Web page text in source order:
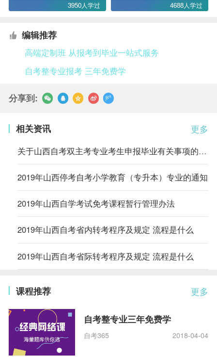
3950人学过 4688人学过
编辑推荐
高端定制班 从报考到毕业一站式服务
自考整专业报考 三年免费学
分享到:
更多
相关资讯
关于山西自考双主考专业考生申报毕业有关事项的温馨提醒
2019年山西停考自考小学教育（专升本）专业的通知
2019年山西自学考试免考课程暂行管理办法
2019年山西自考省内转考程序及规定 流程是什么
2019年山西自考省际转考程序及规定 流程是什么
更多
课程推荐
自考整专业三年免费学
自考365 2018-04-04